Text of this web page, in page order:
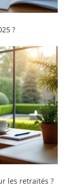
?
les retraités ?